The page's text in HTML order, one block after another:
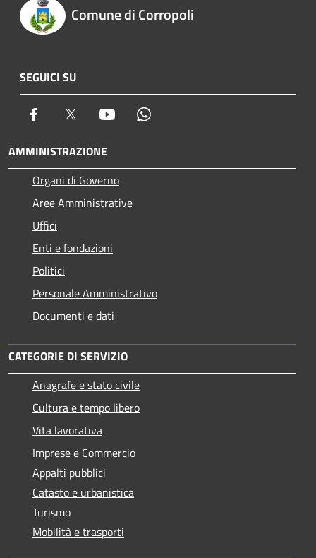
Comune di Corropoli
SEGUICI SU
Facebook Twitter Youtube
AMMINISTRAZIONE
Organi di Governo
Aree Amministrative
Uffici
Enti e fondazioni
Politici
Personale Amministrativo
Documenti e dati
CATEGORIE DI SERVIZIO
Anagrafe e stato civile
Cultura e tempo libero
Vita lavorativa
Imprese e Commercio
Appalti pubblici
Catasto e urbanistica
Turismo
Mobilità e trasporti